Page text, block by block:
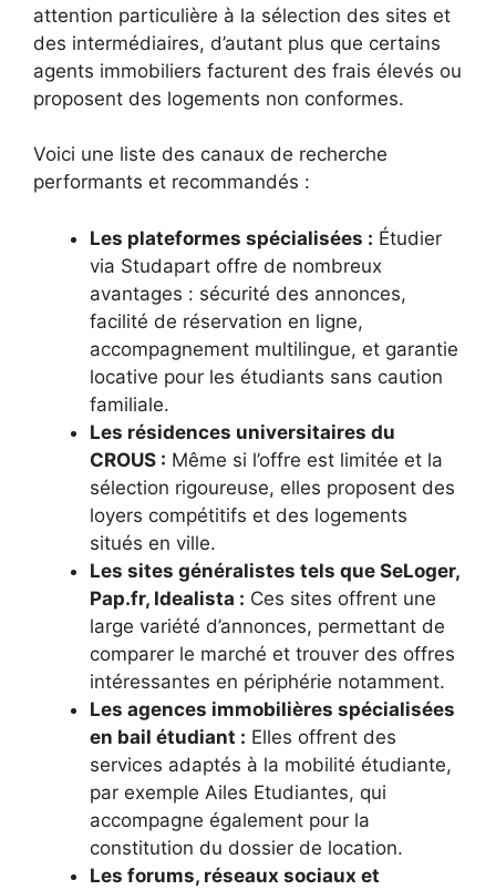
attention particulière à la sélection des sites et
des intermédiaires, d’autant plus que certains
agents immobiliers facturent des frais élevés ou
proposent des logements non conformes.
Voici une liste des canaux de recherche
performants et recommandés :
Les plateformes spécialisées : Étudier
via Studapart offre de nombreux
avantages : sécurité des annonces,
facilité de réservation en ligne,
accompagnement multilingue, et garantie
locative pour les étudiants sans caution
familiale.
Les résidences universitaires du
CROUS : Même si l’offre est limitée et la
sélection rigoureuse, elles proposent des
loyers compétitifs et des logements
situés en ville.
Les sites généralistes tels que SeLoger,
Pap.fr, Idealista : Ces sites offrent une
large variété d’annonces, permettant de
comparer le marché et trouver des offres
intéressantes en périphérie notamment.
Les agences immobilières spécialisées
en bail étudiant : Elles offrent des
services adaptés à la mobilité étudiante,
par exemple Ailes Etudiantes, qui
accompagne également pour la
constitution du dossier de location.
Les forums, réseaux sociaux et